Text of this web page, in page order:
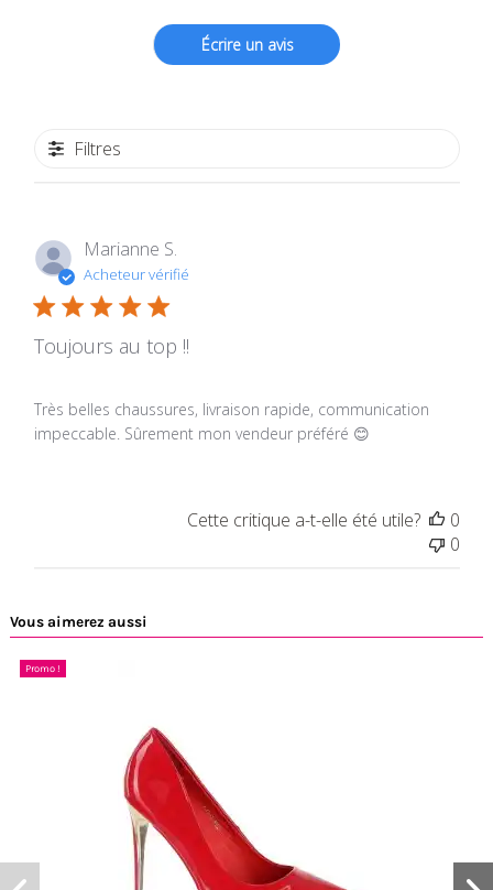
Écrire un avis
Filtres
Marianne S.
Acheteur vérifié
Toujours au top !!
Très belles chaussures, livraison rapide, communication
impeccable. Sûrement mon vendeur préféré 😊
Cette critique a-t-elle été utile?
0
0
Vous aimerez aussi
Promo !